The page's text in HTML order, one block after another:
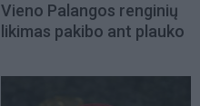
Vieno Palangos renginių
likimas pakibo ant plauko